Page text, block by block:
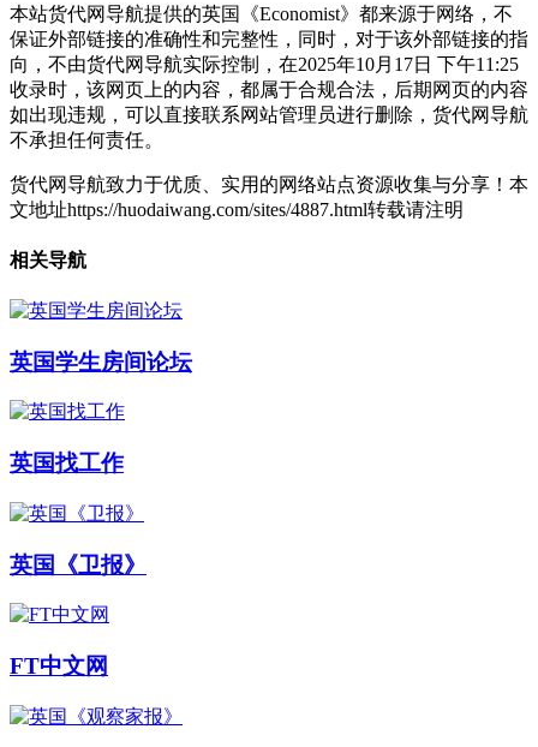
本站货代网导航提供的英国《Economist》都来源于网络，不
保证外部链接的准确性和完整性，同时，对于该外部链接的指
向，不由货代网导航实际控制，在2025年10月17日 下午11:25
收录时，该网页上的内容，都属于合规合法，后期网页的内容
如出现违规，可以直接联系网站管理员进行删除，货代网导航
不承担任何责任。
货代网导航致力于优质、实用的网络站点资源收集与分享！ 本
文地址https://huodaiwang.com/sites/4887.html转载请注明
相关导航
英国学生房间论坛
英国找工作
英国《卫报》
FT中文网